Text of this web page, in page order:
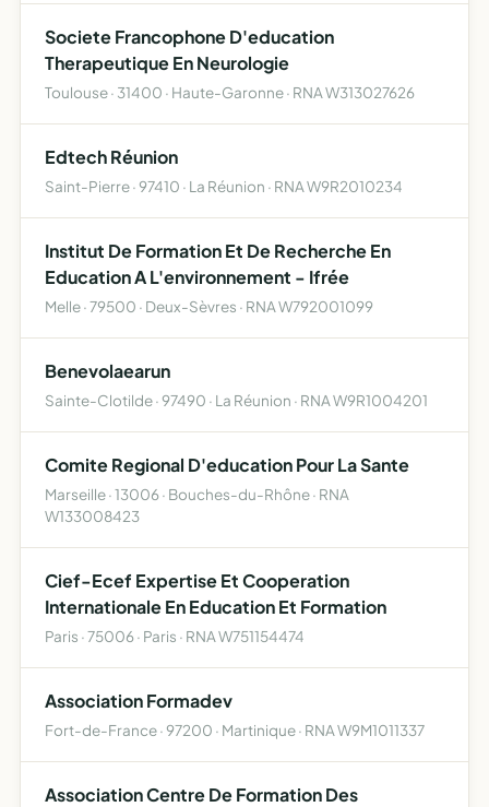
Societe Francophone D'education
Therapeutique En Neurologie
Toulouse · 31400 · Haute-Garonne · RNA W313027626
Edtech Réunion
Saint-Pierre · 97410 · La Réunion · RNA W9R2010234
Institut De Formation Et De Recherche En
Education A L'environnement - Ifrée
Melle · 79500 · Deux-Sèvres · RNA W792001099
Benevolaearun
Sainte-Clotilde · 97490 · La Réunion · RNA W9R1004201
Comite Regional D'education Pour La Sante
Marseille · 13006 · Bouches-du-Rhône · RNA
W133008423
Cief-Ecef Expertise Et Cooperation
Internationale En Education Et Formation
Paris · 75006 · Paris · RNA W751154474
Association Formadev
Fort-de-France · 97200 · Martinique · RNA W9M1011337
Association Centre De Formation Des